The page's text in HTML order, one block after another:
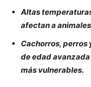
Altas
afectan a
Cachorros, perros
de edad
más vulnerables.